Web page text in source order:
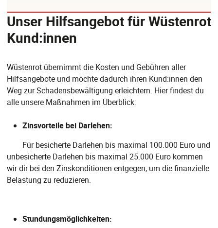
Unser Hilfsangebot für Wüstenrot
Kund:innen
Wüstenrot übernimmt die Kosten und Gebühren aller
Hilfsangebote und möchte dadurch ihren Kund:innen den
Weg zur Schadensbewältigung erleichtern. Hier findest du
alle unsere Maßnahmen im Überblick:
Zinsvorteile bei Darlehen:
Für besicherte Darlehen bis maximal 100.000 Euro und
unbesicherte Darlehen bis maximal 25.000 Euro kommen
wir dir bei den Zinskonditionen entgegen, um die finanzielle
Belastung zu reduzieren.
Stundungsmöglichkeiten: